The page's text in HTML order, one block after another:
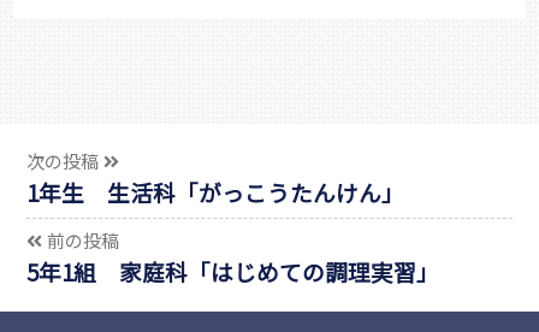
次の投稿
1年生 生活科「がっこうたんけん」
前の投稿
5年1組 家庭科「はじめての調理実習」